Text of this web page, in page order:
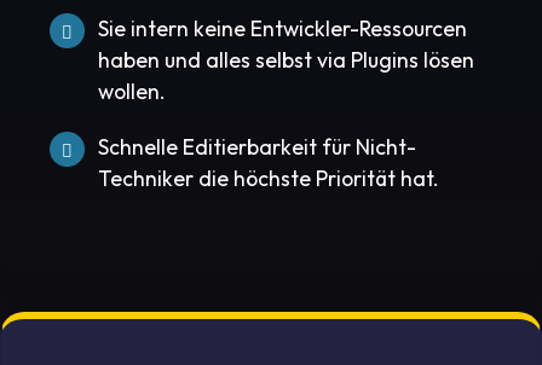
Sie intern keine Entwickler-Ressourcen
haben und alles selbst via Plugins lösen
wollen.
Schnelle Editierbarkeit für Nicht-
Techniker die höchste Priorität hat.